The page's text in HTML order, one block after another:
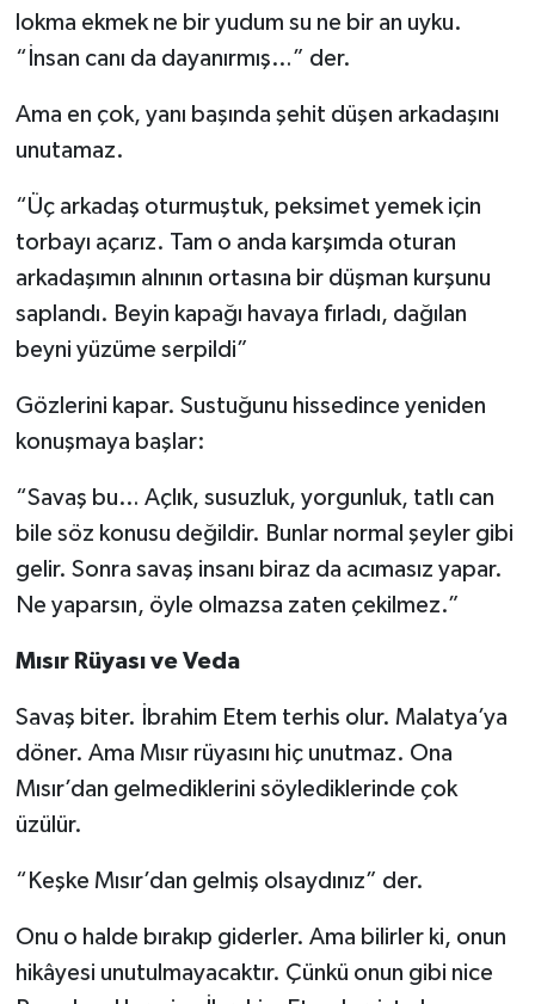
lokma ekmek ne bir yudum su ne bir an uyku.
“İnsan canı da dayanırmış…” der.
Ama en çok, yanı başında şehit düşen arkadaşını
unutamaz.
“Üç arkadaş oturmuştuk, peksimet yemek için
torbayı açarız. Tam o anda karşımda oturan
arkadaşımın alnının ortasına bir düşman kurşunu
saplandı. Beyin kapağı havaya fırladı, dağılan
beyni yüzüme serpildi”
Gözlerini kapar. Sustuğunu hissedince yeniden
konuşmaya başlar:
“Savaş bu… Açlık, susuzluk, yorgunluk, tatlı can
bile söz konusu değildir. Bunlar normal şeyler gibi
gelir. Sonra savaş insanı biraz da acımasız yapar.
Ne yaparsın, öyle olmazsa zaten çekilmez.”
Mısır Rüyası ve Veda
Savaş biter. İbrahim Etem terhis olur. Malatya’ya
döner. Ama Mısır rüyasını hiç unutmaz. Ona
Mısır’dan gelmediklerini söylediklerinde çok
üzülür.
“Keşke Mısır’dan gelmiş olsaydınız” der.
Onu o halde bırakıp giderler. Ama bilirler ki, onun
hikâyesi unutulmayacaktır. Çünkü onun gibi nice